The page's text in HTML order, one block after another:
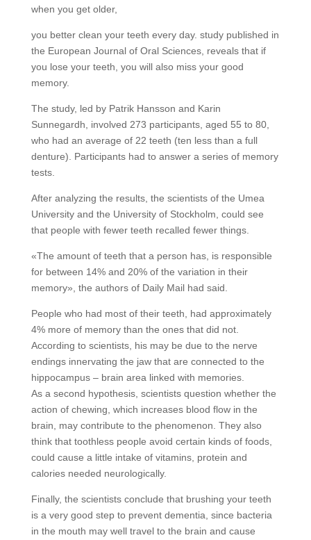
when you get older,
you better clean your teeth every day. study published in
the European Journal of Oral Sciences, reveals that if
you lose your teeth, you will also miss your good
memory.
The study, led by Patrik Hansson and Karin
Sunnegardh, involved 273 participants, aged 55 to 80,
who had an average of 22 teeth (ten less than a full
denture). Participants had to answer a series of memory
tests.
After analyzing the results, the scientists of the Umea
University and the University of Stockholm, could see
that people with fewer teeth recalled fewer things.
«The amount of teeth that a person has, is responsible
for between 14% and 20% of the variation in their
memory», the authors of Daily Mail had said.
People who had most of their teeth, had approximately
4% more of memory than the ones that did not.
According to scientists, his may be due to the nerve
endings innervating the jaw that are connected to the
hippocampus – brain area linked with memories.
As a second hypothesis, scientists question whether the
action of chewing, which increases blood flow in the
brain, may contribute to the phenomenon. They also
think that toothless people avoid certain kinds of foods,
could cause a little intake of vitamins, protein and
calories needed neurologically.
Finally, the scientists conclude that brushing your teeth
is a very good step to prevent dementia, since bacteria
in the mouth may well travel to the brain and cause